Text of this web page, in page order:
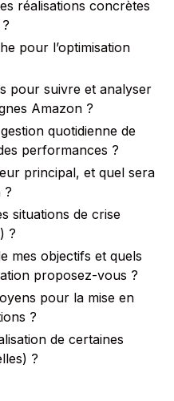
réalisations concrètes
pour l’optimisation
pour suivre et analyser
Amazon ?
quotidienne de
performances ?
principal, et quel sera
?
situations de crise
?
mes objectifs et quels
proposez-vous ?
pour la mise en
?
de certaines
?